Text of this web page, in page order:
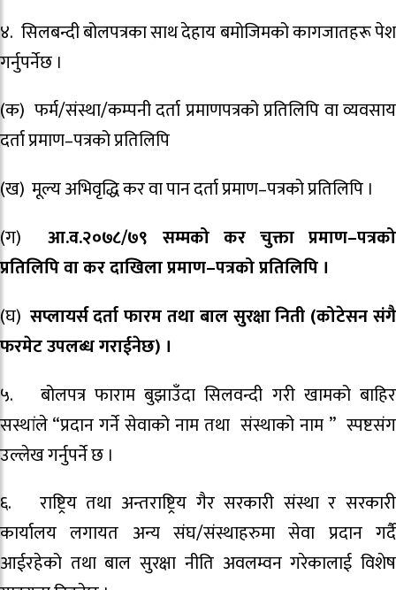
४. सिलबन्दी बोलपत्रका साथ देहाय बमोजिमको कागजातहरू पेश
गर्नुपर्नेछ ।
(क) फर्म/संस्था/कम्पनी दर्ता प्रमाणपत्रको प्रतिलिपि वा व्यवसाय
दर्ता प्रमाण–पत्रको प्रतिलिपि
(ख) मूल्य अभिवृद्धि कर वा पान दर्ता प्रमाण–पत्रको प्रतिलिपि ।
(ग)आ.व.२०७८/७९ सम्मको कर चुक्ता प्रमाण–पत्रको
प्रतिलिपि वा कर दाखिला प्रमाण–पत्रको प्रतिलिपि ।
(घ) सप्लायर्स दर्ता फारम तथा बाल सुरक्षा निती (कोटेसन संगै
फरमेट उपलब्ध गराईनेछ) ।
५. बोलपत्र फाराम बुझाउँदा सिलवन्दी गरी खामको बाहिर
सस्थांले “प्रदान गर्ने सेवाको नाम तथा संस्थाको नाम ” स्पष्टसंग
उल्लेख गर्नुपर्ने छ ।
६. राष्ट्रिय तथा अन्तराष्ट्रिय गैर सरकारी संस्था र सरकारी
कार्यालय लगायत अन्य संघ/संस्थाहरुमा सेवा प्रदान गर्दै
आईरहेको तथा बाल सुरक्षा नीति अवलम्वन गरेकालाई विशेष